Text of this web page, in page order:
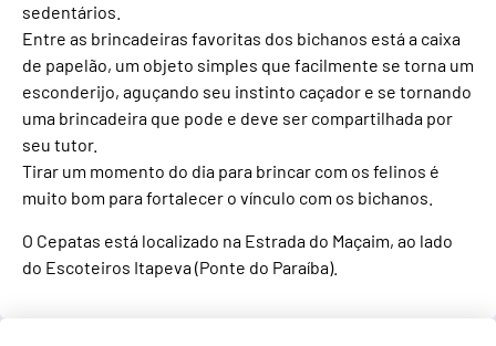
sedentários.
Entre as brincadeiras favoritas dos bichanos está a caixa
de papelão, um objeto simples que facilmente se torna um
esconderijo, aguçando seu instinto caçador e se tornando
uma brincadeira que pode e deve ser compartilhada por
seu tutor.
Tirar um momento do dia para brincar com os felinos é
muito bom para fortalecer o vínculo com os bichanos.
O Cepatas está localizado na Estrada do Maçaim, ao lado
do Escoteiros Itapeva (Ponte do Paraíba).